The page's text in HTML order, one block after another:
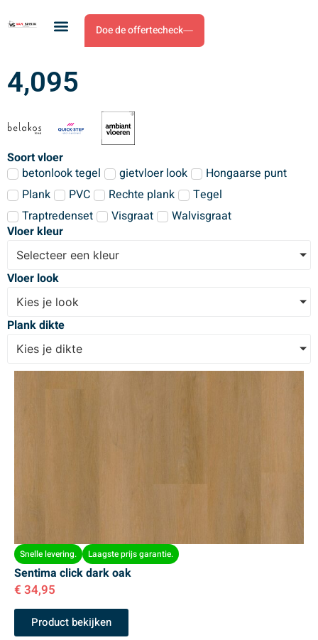
Doe de offertecheck
4,095
Soort vloer
betonlook tegel
gietvloer look
Hongaarse punt
Plank
PVC Rechte plank
Tegel
Traptredenset
Visgraat
Walvisgraat
Vloer kleur
Selecteer een kleur
Vloer look
Kies je look
Plank dikte
Kies je dikte
Snelle levering. Laagste prijs garantie.
Sentima click dark oak
€ 34,95
Product bekijken